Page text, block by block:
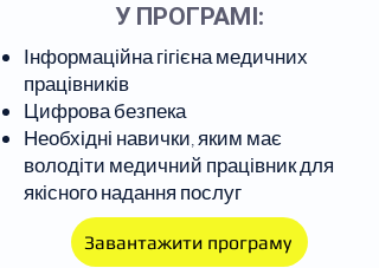
У ПРОГРАМІ:
Інформаційна гігієна медичних
працівників
Цифрова безпека
Необхідні навички, яким має
володіти медичний працівник для
якісного надання послуг
Завантажити програму